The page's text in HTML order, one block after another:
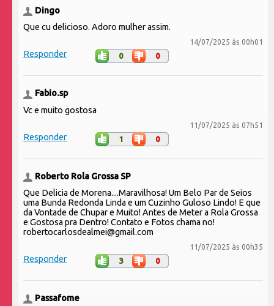
Dingo
Que cu delicioso. Adoro mulher assim.
14/07/2025 às 00h01
Responder 0 0
Fabio.sp
Vc e muito gostosa
11/07/2025 às 07h51
Responder 1 0
Roberto Rola Grossa SP
Que Delicia de Morena....Maravilhosa! Um Belo Par de Seios
uma Bunda Redonda Linda e um Cuzinho Guloso Lindo! E que
da Vontade de Chupar e Muito! Antes de Meter a Rola Grossa
e Gostosa pra Dentro! Contato e Fotos chama no!
robertocarlosdealmei@gmail.com
11/07/2025 às 00h35
Responder 3 0
Passafome